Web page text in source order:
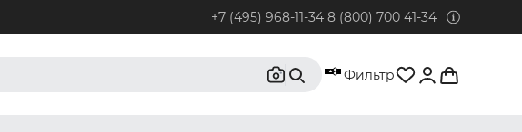
+7 (495) 968-11-34 8 (800) 700 41-34
Фильтр